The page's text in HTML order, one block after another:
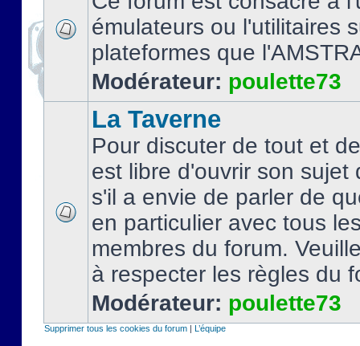
émulateurs ou l'utilitaires
plateformes que
Modérateur: poulette73
La Taverne
Pour discuter de tout et
est libre d'ouvrir son sujet
s'il a envie de parler de
en particulier avec tous
membres du forum.
à respecter les règles du
Modérateur: poulette73
Supprimer tous les cookies du forum | L’équipe